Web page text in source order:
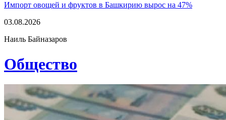
Импорт овощей и фруктов в Башкирию вырос на 47%
03.08.2026
Наиль Байназаров
Общество